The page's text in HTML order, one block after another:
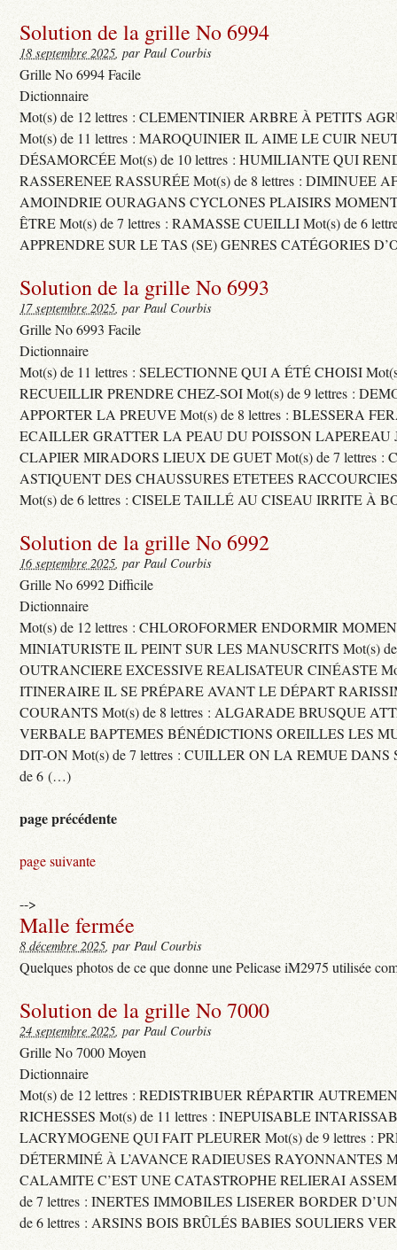
Solution de la grille No 6994
18 septembre 2025, par Paul Courbis
Grille No 6994 Facile
Dictionnaire
Mot(s) de 12 lettres : CLEMENTINIER ARBRE À PETITS
Mot(s) de 11 lettres : MAROQUINIER IL AIME LE CUIR
DÉSAMORCÉE Mot(s) de 10 lettres : HUMILIANTE QUI
RASSERENEE RASSURÉE Mot(s) de 8 lettres : DIMINUEE
AMOINDRIE OURAGANS CYCLONES PLAISIRS
ÊTRE Mot(s) de 7 lettres : RAMASSE CUEILLI Mot(s) de 6
APPRENDRE SUR LE TAS (SE) GENRES CATÉGORIES
Solution de la grille No 6993
17 septembre 2025, par Paul Courbis
Grille No 6993 Facile
Dictionnaire
Mot(s) de 11 lettres : SELECTIONNE QUI A ÉTÉ CHOISI
RECUEILLIR PRENDRE CHEZ-SOI Mot(s) de 9 lettres :
APPORTER LA PREUVE Mot(s) de 8 lettres : BLESSERA
ECAILLER GRATTER LA PEAU DU POISSON LAPEREAU
CLAPIER MIRADORS LIEUX DE GUET Mot(s) de 7 lettres :
ASTIQUENT DES CHAUSSURES ETETEES
Mot(s) de 6 lettres : CISELE TAILLÉ AU CISEAU IRRITE À
Solution de la grille No 6992
16 septembre 2025, par Paul Courbis
Grille No 6992 Difficile
Dictionnaire
Mot(s) de 12 lettres : CHLOROFORMER ENDORMIR
MINIATURISTE IL PEINT SUR LES MANUSCRITS Mot(s) de
OUTRANCIERE EXCESSIVE REALISATEUR CINÉASTE
ITINERAIRE IL SE PRÉPARE AVANT LE DÉPART
COURANTS Mot(s) de 8 lettres : ALGARADE BRUSQUE
VERBALE BAPTEMES BÉNÉDICTIONS OREILLES LES
DIT-ON Mot(s) de 7 lettres : CUILLER ON LA REMUE DANS
de 6 (…)
page précédente
page suivante
-->
Malle fermée
8 décembre 2025, par Paul Courbis
Quelques photos de ce que donne une Pelicase iM2975 utilisée
Solution de la grille No 7000
24 septembre 2025, par Paul Courbis
Grille No 7000 Moyen
Dictionnaire
Mot(s) de 12 lettres : REDISTRIBUER RÉPARTIR
RICHESSES Mot(s) de 11 lettres : INEPUISABLE
LACRYMOGENE QUI FAIT PLEURER Mot(s) de 9 lettres :
DÉTERMINÉ À L’AVANCE RADIEUSES RAYONNANTES
CALAMITE C’EST UNE CATASTROPHE RELIERAI
de 7 lettres : INERTES IMMOBILES LISERER BORDER
de 6 lettres : ARSINS BOIS BRÛLÉS BABIES SOULIERS